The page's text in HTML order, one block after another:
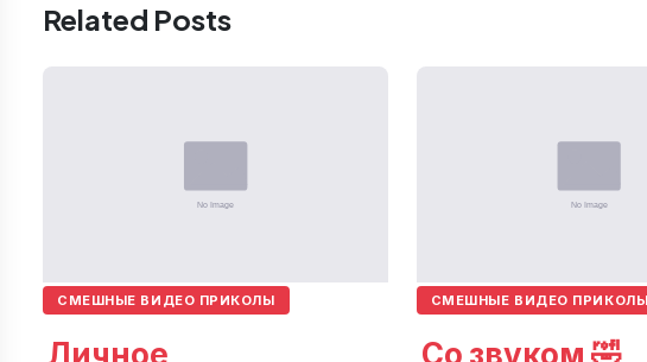
Related Posts
СМЕШНЫЕ ВИДЕО ПРИКОЛЫ
Личное
СМЕШНЫЕ ВИДЕО ПРИКОЛЫ
Со звуком 🤣